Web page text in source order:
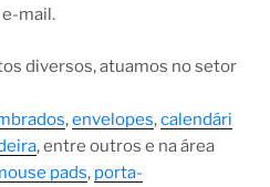
mail.
diversos, atuamos no setor
,envelopes,calendári
, entre outros e na área
pads, porta-